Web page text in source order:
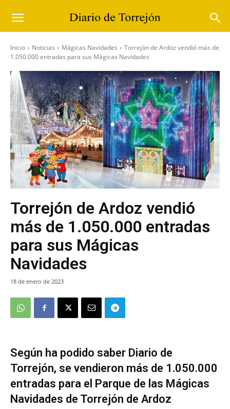
Inicio Noticias Mágicas Navidades
Torrejón de Ardoz vendió más de
1.050.000 entradas para sus Mágicas Navidades
Torrejón de Ardoz vendió
más de 1.050.000 entradas
para sus Mágicas
Navidades
18 de enero de 2023
Según ha podido saber Diario de
Torrejón, se vendieron más de 1.050.000
entradas para el Parque de las Mágicas
Navidades de Torrejón de Ardoz